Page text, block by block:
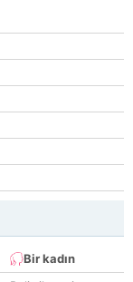
Bir kadın